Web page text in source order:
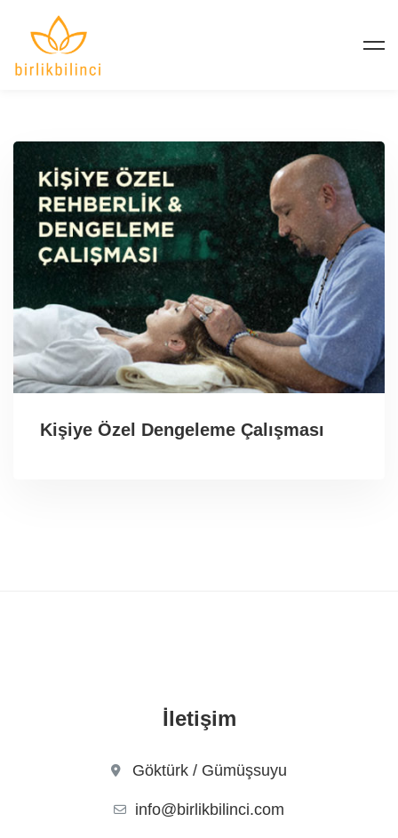
Kişiye Özel Dengeleme Çalışması
İletişim
Göktürk / Gümüşsuyu
info@birlikbilinci.com